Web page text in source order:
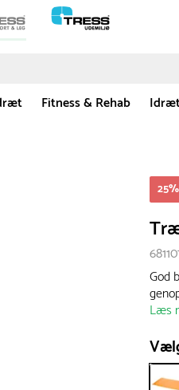
Fitness & Rehab
25%
God
Læs